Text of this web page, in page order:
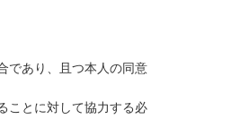
であり、且つ本人の同意
ことに対して協力する必